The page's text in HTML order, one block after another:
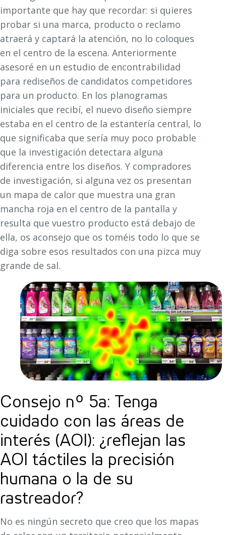
importante que hay que recordar: si quieres
probar si una marca, producto o reclamo
atraerá y captará la atención, no lo coloques
en el centro de la escena. Anteriormente
asesoré en un estudio de encontrabilidad
para rediseños de candidatos competidores
para un producto. En los planogramas
iniciales que recibí, el nuevo diseño siempre
estaba en el centro de la estantería central, lo
que significaba que sería muy poco probable
que la investigación detectara alguna
diferencia entre los diseños. Y compradores
de investigación, si alguna vez os presentan
un mapa de calor que muestra una gran
mancha roja en el centro de la pantalla y
resulta que vuestro producto está debajo de
ella, os aconsejo que os toméis todo lo que se
diga sobre esos resultados con una pizca muy
grande de sal.
Consejo nº 5a: Tenga
cuidado con las áreas de
interés (AOI): ¿reflejan las
AOI táctiles la precisión
humana o la de su
rastreador?
No es ningún secreto que creo que los mapas